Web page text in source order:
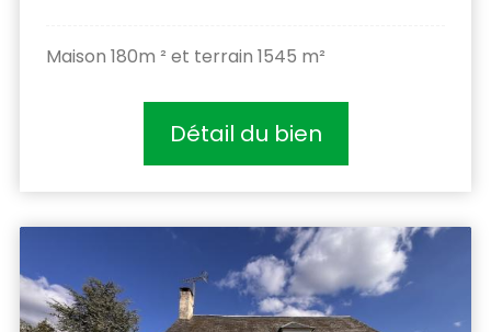
Maison 180m ² et terrain 1545 m²
Détail du bien